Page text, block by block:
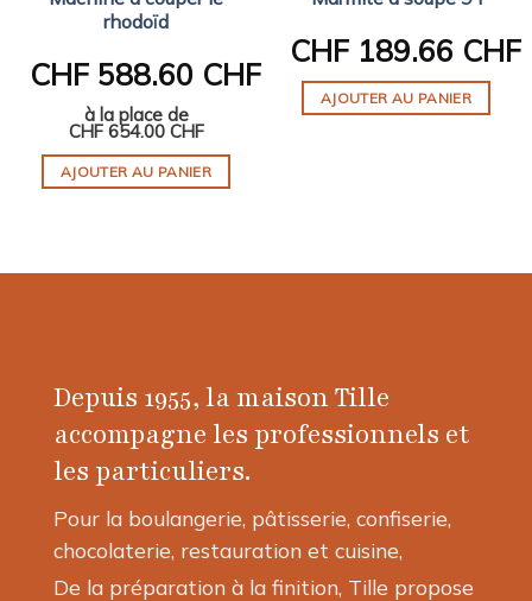
rhodoïd
CHF588.60 CHF
à la place de
CHF654.00 CHF
AJOUTER AU PANIER
CHF189.66 CHF
AJOUTER AU PANIER
Depuis 1955, la maison Tille
accompagne les professionnels et
les particuliers.
Pour la boulangerie, pâtisserie, confiserie,
chocolaterie, restauration et cuisine,
De la préparation à la finition, Tille propose